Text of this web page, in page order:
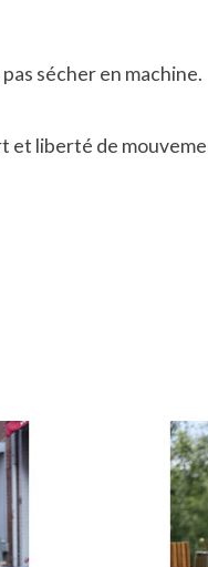
sécher en machine.
et liberté de